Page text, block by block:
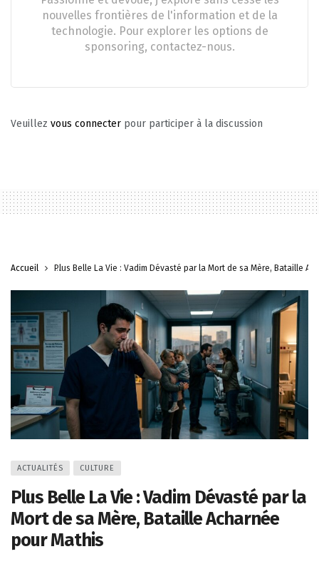
nouvelles frontières de l'information et de la
technologie. Pour explorer les options de
sponsoring, contactez-nous.
Veuillez vous connecter pour participer à la discussion
Accueil Plus Belle La Vie : Vadim Dévasté par la Mort de sa Mère, Bataille
ACTUALITÉS CULTURE
Plus Belle La Vie : Vadim Dévasté par la
Mort de sa Mère, Bataille Acharnée
pour Mathis